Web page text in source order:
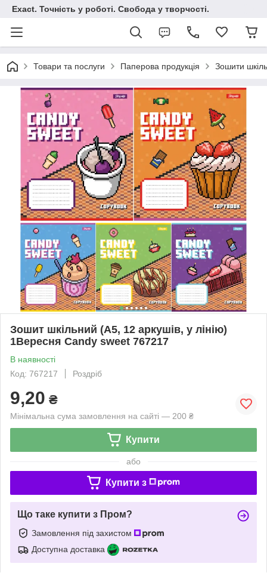
Exact. Точність у роботі. Свобода у творчості.
Товари та послуги Паперова продукція Зошити
Зошит шкільний (А5, 12 аркушів, у лінію)
1Вересня Candy sweet 767217
В наявності
Код: 767217
Роздріб
9,20 ₴
Мінімальна сума замовлення на сайті — 200 ₴
Купити
або
Купити з
Що таке купити з Пром?
Замовлення під захистом
Доступна доставка